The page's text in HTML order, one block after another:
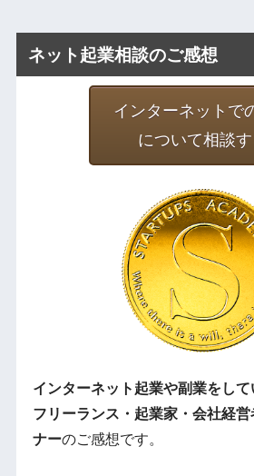
ネット起業相談のご感想
インターネットで
について相談す
インターネット起業や副業をして
フリーランス・起業家・会社経
ナーのご感想です。